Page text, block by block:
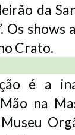
da
Os
Crato.
é a
na